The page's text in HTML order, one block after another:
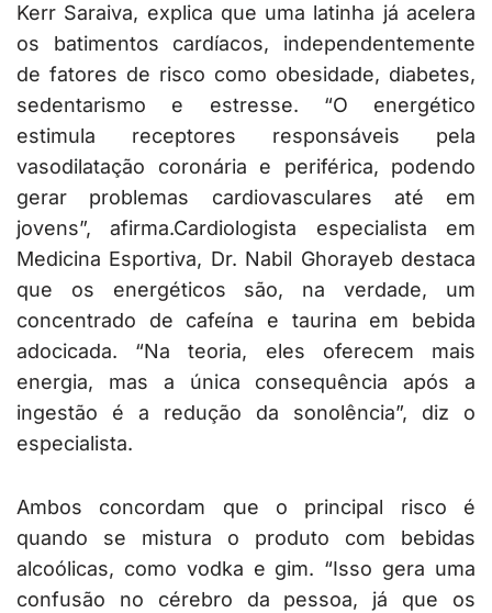
Kerr Saraiva, explica que uma latinha já acelera
os batimentos cardíacos, independentemente
de fatores de risco como obesidade, diabetes,
sedentarismo e estresse. “O energético
estimula receptores responsáveis pela
vasodilatação coronária e periférica, podendo
gerar problemas cardiovasculares até em
jovens”, afirma.Cardiologista especialista em
Medicina Esportiva, Dr. Nabil Ghorayeb destaca
que os energéticos são, na verdade, um
concentrado de cafeína e taurina em bebida
adocicada. “Na teoria, eles oferecem mais
energia, mas a única consequência após a
ingestão é a redução da sonolência”, diz o
especialista.
Ambos concordam que o principal risco é
quando se mistura o produto com bebidas
alcoólicas, como vodka e gim. “Isso gera uma
confusão no cérebro da pessoa, já que os